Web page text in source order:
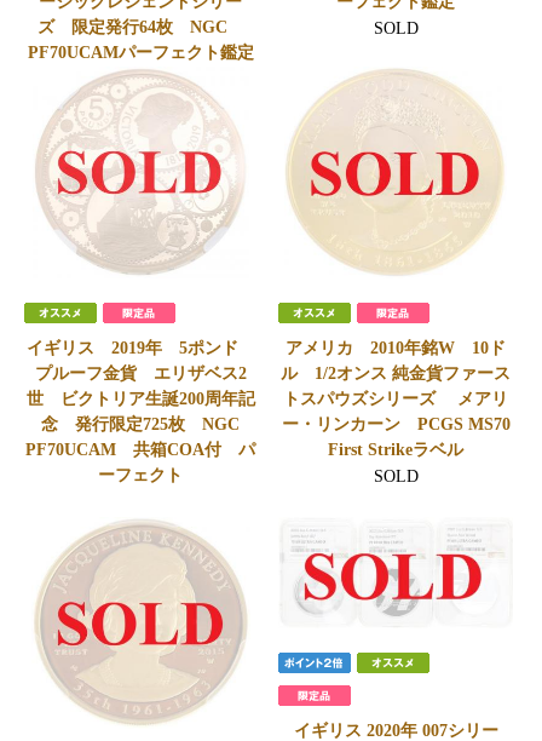
ズ 限定発行64枚 NGC
PF70UCAMパーフェクト鑑定
SOLD
SOLD
イギリス 2019年 5ポンド
プルーフ金貨 エリザベス2
世 ビクトリア生誕200周年記
念 発行限定725枚 NGC
PF70UCAM 共箱COA付 パ
ーフェクト
アメリカ 2010年銘W 10ド
ル 1/2オンス 純金貨ファース
トスパウズシリーズ メアリ
ー・リンカーン PCGS MS70
First Strikeラベル
SOLD
イギリス 2020年 007シリー